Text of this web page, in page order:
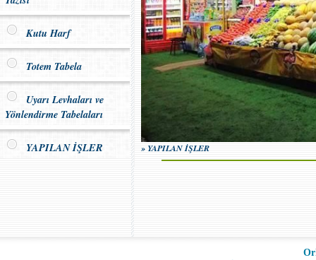
Kutu Harf
Totem Tabela
Uyarı Levhaları ve
Yönlendirme Tabelaları
YAPILAN İŞLER » YAPILAN İŞLER